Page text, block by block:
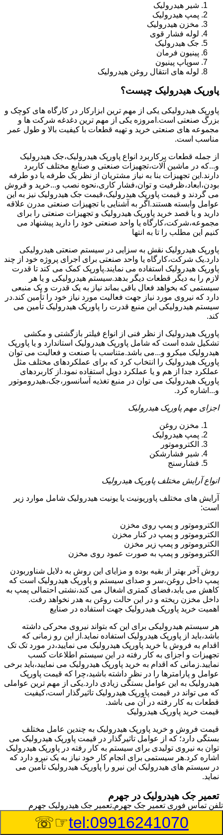
شیر هیدرولیک
پمپ هیدرولیک
مخزن هیدرولیک
لوله فشار قوی
جک هیدرولیک
پینیون فرمان
سوپاپ پینیون
لوله های انتقال روغن هیدرولیک
پاورپک هیدرولیک چیست؟
پاورپک هیدرولیکی یکی از مهم ترین ابزارکار در کارگاه های کوچک و
بزرگ صنعتی است.امروزه یکی از مهم ترین دغدغه شرکت ها و
مجموعه های صنعتی خرید و تهیه قطعات با کیفیت بالا و طول عمر
مناسب است.
از جمله قطعات پرکاربرد انواع پاورپک هیدرولیک،جک هیدرولیک
و...که در ماشین آلات،تجهیزات صنعتی و صنایع مختلف کاربرد
دارند.این تجهیزات بنا به نیاز مشتریان از نظر یک طرفه یا دو طرفه
بودن،ابعاد،ظرفیت و توان،فشار کاری،نحوه نصب و...خرید و فروش
می گردند و قیمت پاورپک هیدرولیک،قیمت جک هیدرولیک نیز به این
عوامل وابسته هستند.اگر به آشنایی با تجهیزات صنعتی مدرن علاقه
دارید و یا قصد خرید پاورپک هیدرولیک و تجهیزات صنعتی را برای
مجموعه،شرکت،کارگاه یا واحد صنعتی خود را دارید پیشنهاد می
کنیم این مطلب را تا به انتها
پاورپک هیدرولیک نقش به سزایی در سیستم صنعتی هیدرولیکی
دارد.یک شرکت،کارگاه یا واحد صنعتی برای اجرای پروژه خود از چند
پاورپک هیدرولیک استفاده می نمایند.پاورپک کمک می کند تا قدرت
لازم را به دیگر قطعات دیگر بدهد.سیستم هیدرولیکی و یا هر
سیستمی که بخواهد فعال باقی بماند نیاز به یک قدرت و یک منبعی
دارد که نیروی مورد نیاز جهت فعالیت مورد نیاز خود را تأمین کند.در
سیستم هیدرولیکی این منبع قدرت را پاورپک هیدرولیک تأمین می
کند.
پاورپک هیدرولیک از نظر فنی از انواع فیلتر بازگشتی و مکشی
تشکیل شده است که شامل پاورپک هیدرولیک استاندارد و یا پاورپک
هیدرولیک میکرو و...می باشد.متناسب با صنعت و فعالیت می توان
پاورپک هیدرولیک را انتخاب کرد که برای عملکردهای مختلف مثل
عملکرد جدا از هم و یا عملکرد دوبل استفاده نمود.از کاربردهای
پاورپک هیدرولیک می توان در منبع تغذیه آسانسور،جک،هیدروموتور
و...اشاره کرد.
اجزای مهم پاورپک هیدرولیک
مخزن روغن
پمپ هیدرولیک
الکتروموتور
شیر فشارشکن
فشارسنج
انواع آرایش مختلف پاورپک هیدرولیک
آرایش های مختلف پاوریونیت یا یونیت هیدرولیک شامل موارد زیر
است:
الکتروموتور و پمپ روی مخزن
الکتروموتور و پمپ در کنار مخزن
الکتروموتور و پمپ زیر مخزن
الکتروموتور و پمپ به صورت عمود روی مخزن
روش آخر بهتر از بقیه بوده و مزایای این روش به دلایل شناوربودن
پمپ داخل روغن،سر و صدای سیستم و پاورپک هیدرولیک است که
کاهش می یابد،فضای کمتری اشغال می کند،نشتی احتمالی پمپ به
داخل مخزن ریخته و در این حالت روغن به هدر نخواهد رفت.
اهمیت خرید پاورپک هیدرولیک جهت استفاده در صنایع
هر سیستم هیدرولیکی برای این که بتواند نیروی محرکی داشته
باشد،باید از پاورپک هیدرولیک استفاده نماید.از این رو زمانی که
اقدام به فروش یا خرید پاورپک هیدرولیک می نمایید،در مورد تک تک
تجهیزات و اجزای به کار رفته در این سیستم اطلاعات کسب
نمایید.زمانی که اقدام به خرید پاورپک هیدرولیک می نمایید،باید برخی
عوامل و پارامترها را در نظر داشته باشید،چرا که قیمت پاورپک
هیدرولیک به این عوامل بستگی زیادی دارد.یکی از مهم ترین عواملی
که می تواند در قیمت پاورپک هیدرولیک تاثیرگذار است،کیفیت
قطعات به کار رفته در آن می باشد.
قیمت خرید پاورپک هیدرولیک
قیمت فروش و خرید پاورپک هیدرولیک به چندین عامل مختلف
بستگی دارد؛ که از عوامل تاثیرگذار در قیمت پاورپک هیدرولیک می
توان به نیروی تولیدی برای سیستم به کار رفته در پاورپک هیدرولیک
اشاره کرد.هر سیستمی برای انجام کار خود نیاز به یک نیرو دارد که
در سیستم های هیدرولیک این نیرو را پاورپک هیدرولیک تأمین می
نماید.
تعمیر جک هیدرولیک در جهرم
وسیله‎ای که با عملکرد خود موجب بلند شدن اهرم و یا وزن سنگین
در یک قسمت می گردد را جک هیدرولیک می نامند.جک هیدرولیک
تلفن تماس فوری تعمیر جک جهرم,تعمیر جک هیدرولیک جهرم
tel:09916241070
☞☏